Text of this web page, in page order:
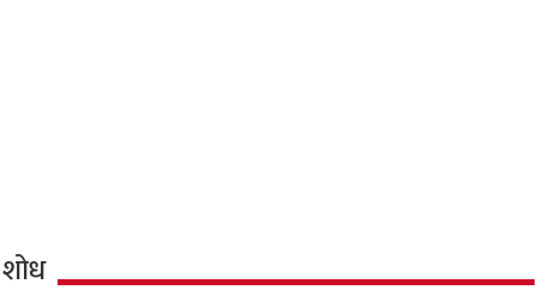
शोध